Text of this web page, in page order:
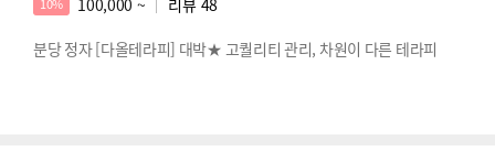
10%
분당 정자 [다올테라피] 대박★ 고퀄리티 관리, 차원이 다른 테라피